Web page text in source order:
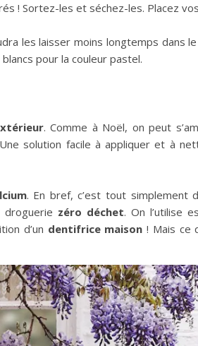
! Sortez-les et séchez-les. Placez
les laisser moins longtemps dans le
pour la couleur pastel.
. Comme à Noël, on peut
solution facile à appliquer et à
. En bref, c’est tout simplement
droguerie zéro déchet. On l’utilise
d’un dentifrice maison ! Mais ce